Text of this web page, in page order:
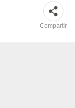
Compartir